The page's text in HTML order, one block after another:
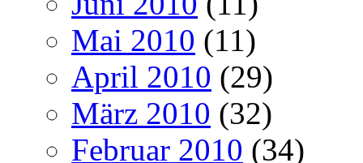
Mai 2010 (11)
April 2010 (29)
März 2010 (32)
Februar 2010 (34)